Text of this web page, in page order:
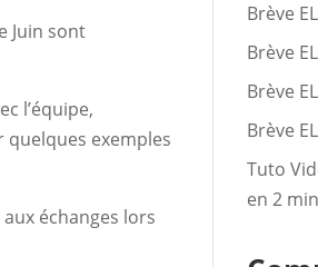
Juin sont
l’équipe,
exemples
échanges lors
Brève
Brève
Brève
Brève
Tuto
en 2